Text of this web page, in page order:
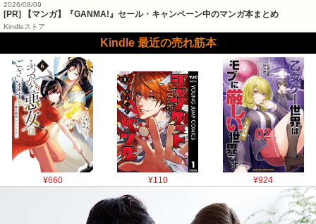
2026/08/09
[PR] 【マンガ】『GANMA!』セール・キャンペーン中のマンガ本まとめ
Kindleストア
Kindle 最近の売れ筋本
¥660 ¥110 ¥924